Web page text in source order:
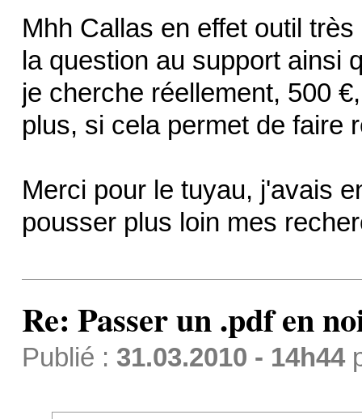
Mhh Callas en effet outil
la question au support ainsi
je cherche réellement, 500
plus, si cela permet de faire
Merci pour le tuyau, j'avais
pousser plus loin mes
Re: Passer un .pdf en
Publié : 31.03.2010 - 14h44